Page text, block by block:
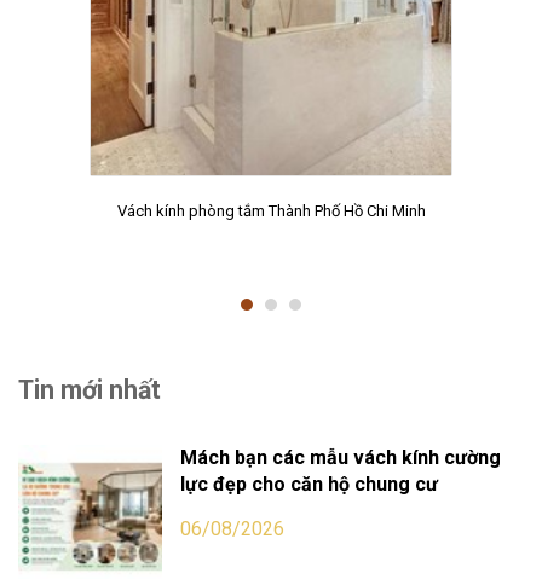
Vách kính phòng tắm Thành Phố Hồ Chi Minh
Tin mới nhất
Mách bạn các mẫu vách kính cường
lực đẹp cho căn hộ chung cư
06/08/2026